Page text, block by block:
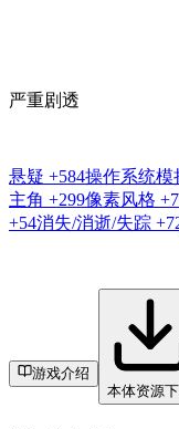
严重剧透
悬疑 +584操作系统模
主角 +299像素风格
+54消失/消逝/失踪
游戏介绍
本体资源